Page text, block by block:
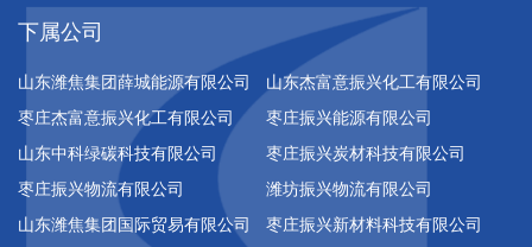
下属公司
山东潍焦集团薛城能源有限公司
山东杰富意振兴化工有限公司
枣庄杰富意振兴化工有限公司
枣庄振兴能源有限公司
山东中科绿碳科技有限公司
枣庄振兴炭材科技有限公司
枣庄振兴物流有限公司
潍坊振兴物流有限公司
山东潍焦集团国际贸易有限公司
枣庄振兴新材料科技有限公司